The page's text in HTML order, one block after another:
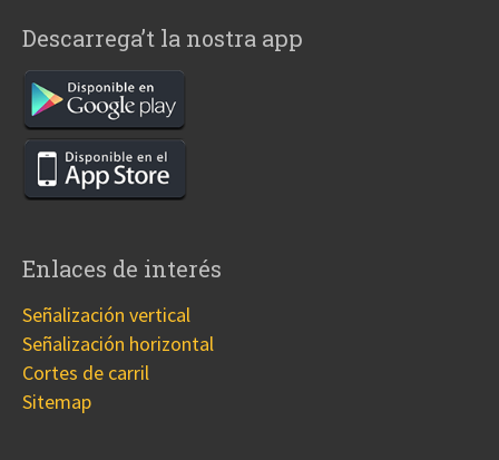
Descarrega’t la nostra app
Enlaces de interés
Señalización vertical
Señalización horizontal
Cortes de carril
Sitemap